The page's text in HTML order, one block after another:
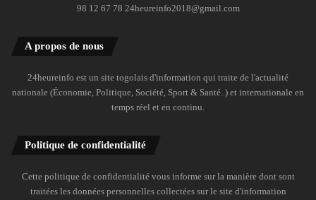
98 12 67 78 24heureinfo2018@gmail.com
A propos de nous
24heureinfo est un site togolais d'information qui traite de l'actualité
nationale (Économie, Politique, Société, Sport & Santé..) et internationale en
temps réel et en continu.
Politique de confidentialité
Cette politique de confidentialité vous informe sur la manière dont sont
traitées les données personnelles collectées sur le site d'information